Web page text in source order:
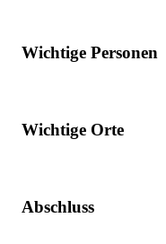
Wichtige Personen
Wichtige Orte
Abschluss